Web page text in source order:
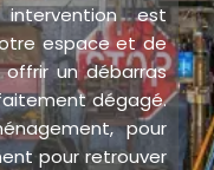
est
espace et de
offrir un débarras
dégagé.
pour
pour retrouver